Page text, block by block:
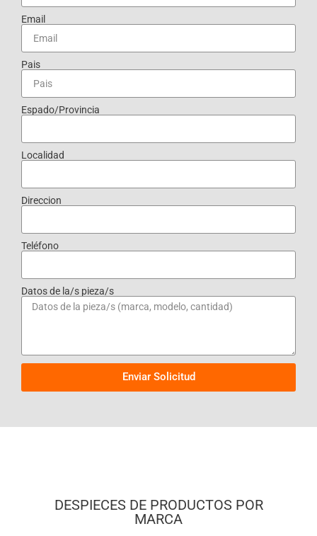
Email
Pais
Espado/Provincia
Localidad
Direccion
Teléfono
Datos de la/s pieza/s
Enviar Solicitud
DESPIECES DE PRODUCTOS POR
MARCA